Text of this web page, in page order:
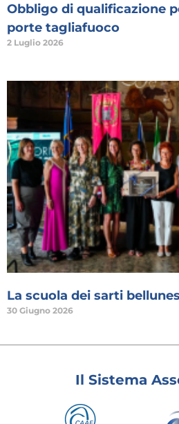
Obbligo di qualificazione
porte tagliafuoco
2 Luglio 2026
La scuola dei sarti
30 Giugno 2026
Il Sistema